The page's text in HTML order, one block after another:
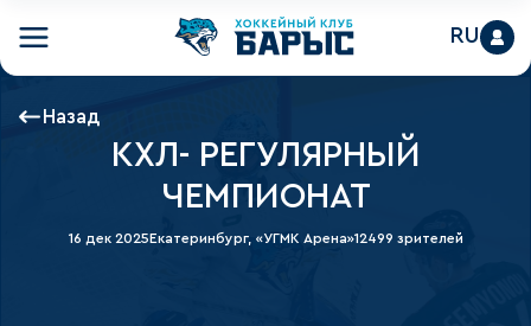
RU
Назад
КХЛ- РЕГУЛЯРНЫЙ
ЧЕМПИОНАТ
16 дек 2025Екатеринбург, «УГМК Арена»12499 зрителей